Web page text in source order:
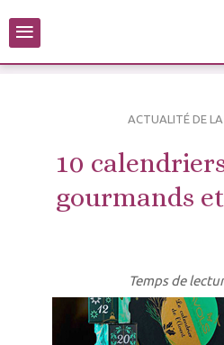
≡
ACTUALITÉ DE
10
gourmands
Temps de